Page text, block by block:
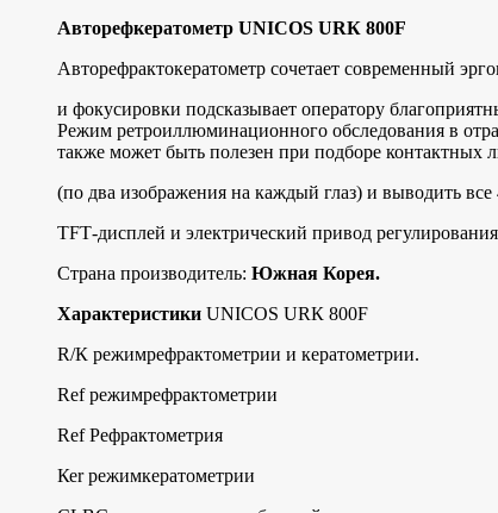
Авторефкератометр UNIСОS URК 800F
Авторефрактокератометр сочетает современный
и фокусировки подсказывает оператору
Режим ретроиллюминационного обследования в
также может быть полезен при подборе контактных
(по два изображения на каждый глаз) и выводить
ТFТ-дисплей и электрический привод
Страна производитель: Южная Корея.
Характеристики UNIСОS URК 800F
R/К режимрефрактометрии и кератометрии.
Rеf режимрефрактометрии
Rеf Рефрактометрия
Кеr режимкератометрии